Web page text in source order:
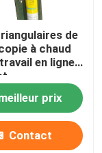
de
à chaud
en ligne
prix
Contact